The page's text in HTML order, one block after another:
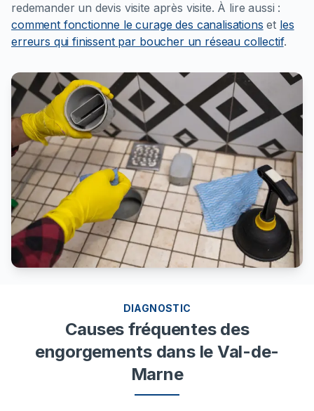
redemander un devis visite après visite. À lire aussi :
comment fonctionne le curage des canalisations et les
erreurs qui finissent par boucher un réseau collectif.
DIAGNOSTIC
Causes fréquentes des
engorgements dans le Val-de-
Marne